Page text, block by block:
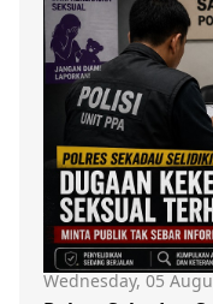
Wednesday, 05